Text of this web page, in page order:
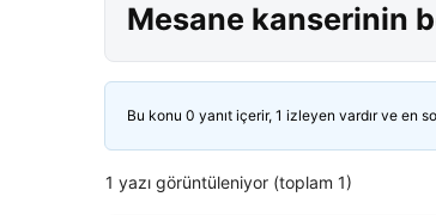
Mesane kanserinin
Bu konu 0 yanıt içerir, 1 izleyen vardır ve en
1 yazı görüntüleniyor (toplam 1)